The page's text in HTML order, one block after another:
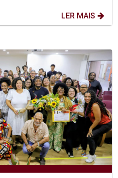
LER MAIS